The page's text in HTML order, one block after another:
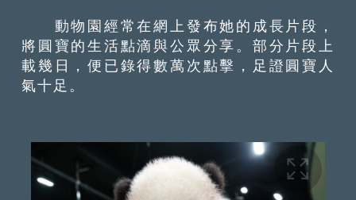
動物園經常在網上發布她的成長片段，
將圓寶的生活點滴與公眾分享。部分片段上
載幾日，便已錄得數萬次點擊，足證圓寶人
氣十足。